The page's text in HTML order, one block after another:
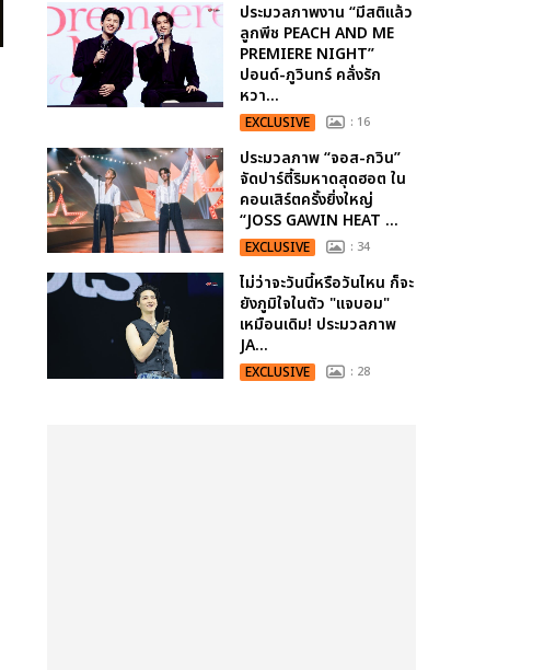
ประมวลภาพงาน “มีสติแล้ว
ลูกพีช PEACH AND ME
PREMIERE NIGHT”
ปอนด์-ภูวินทร์ คลั่งรัก
หวา...
EXCLUSIVE : 16
ประมวลภาพ “จอส-กวิน”
จัดปาร์ตี้ริมหาดสุดฮอต ใน
คอนเสิร์ตครั้งยิ่งใหญ่
“JOSS GAWIN HEAT ...
EXCLUSIVE : 34
ไม่ว่าจะวันนี้หรือวันไหน ก็จะ
ยังภูมิใจในตัว "แจบอม"
เหมือนเดิม! ประมวลภาพ
JA...
EXCLUSIVE : 28